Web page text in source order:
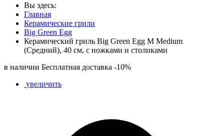
Вы здесь:
Главная
Керамические грили
Big Green Egg
Керамический гриль Big Green Egg М Medium
(Средний), 40 см, с ножками и столиками
в наличии Бесплатная доставка -10%
увеличить